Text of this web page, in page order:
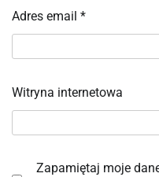
Adres email *
Witryna internetowa
Zapamiętaj moje